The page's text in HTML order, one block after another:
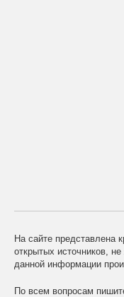
На сайте представлена
открытых источников,
данной информации
По всем вопросам